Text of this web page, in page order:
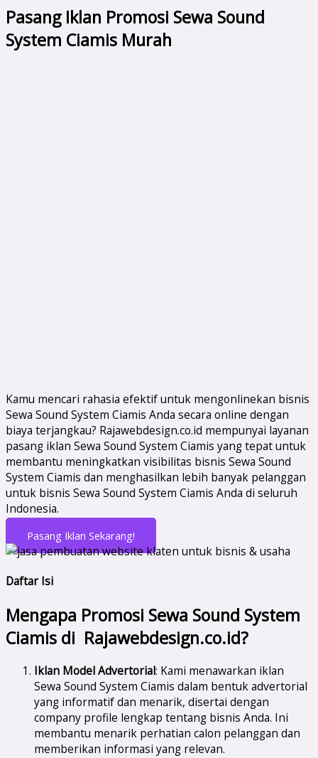
Pasang Iklan Promosi Sewa Sound
System Ciamis Murah
Kamu mencari rahasia efektif untuk mengonlinekan bisnis
Sewa Sound System Ciamis Anda secara online dengan
biaya terjangkau? Rajawebdesign.co.id mempunyai layanan
pasang iklan Sewa Sound System Ciamis yang tepat untuk
membantu meningkatkan visibilitas bisnis Sewa Sound
System Ciamis dan menghasilkan lebih banyak pelanggan
untuk bisnis Sewa Sound System Ciamis Anda di seluruh
Indonesia.
Pasang Iklan Sekarang!
Daftar Isi
Mengapa Promosi Sewa Sound System
Ciamis di Rajawebdesign.co.id?
Iklan Model Advertorial: Kami menawarkan iklan
Sewa Sound System Ciamis dalam bentuk advertorial
yang informatif dan menarik, disertai dengan
company profile lengkap tentang bisnis Anda. Ini
membantu menarik perhatian calon pelanggan dan
memberikan informasi yang relevan.